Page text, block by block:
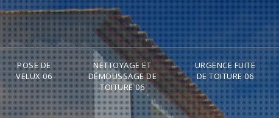
POSE DE
VELUX 06
NETTOYAGE ET
DÉMOUSSAGE DE
TOITURE 06
URGENCE FUITE
DE TOITURE 06